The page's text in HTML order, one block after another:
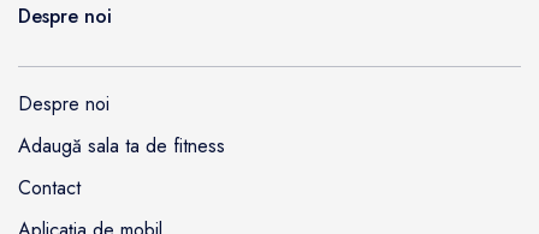
Despre noi
Despre noi
Adaugă sala ta de fitness
Contact